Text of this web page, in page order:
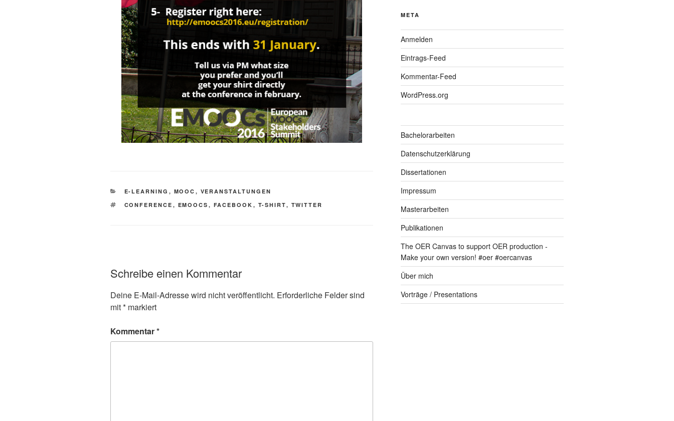
KATEGORIEN
E-LEARNING , MOOC , VERANSTALTUNGEN
SCHLAGWÖRTER
CONFERENCE , EMOOCS , FACEBOOK , T-SHIRT, TWITTER
Schreibe einen Kommentar
Deine E-Mail-Adresse wird nicht veröffentlicht. Erforderliche Felder sind
mit* markiert
Kommentar*
META
Anmelden
Eintrags-Feed
Kommentar-Feed
WordPress.org
Bachelorarbeiten
Datenschutzerklärung
Dissertationen
Impressum
Masterarbeiten
Publikationen
The OER Canvas to support OER production -
Make your own version! #oer #oercanvas
Über mich
Vorträge / Presentations